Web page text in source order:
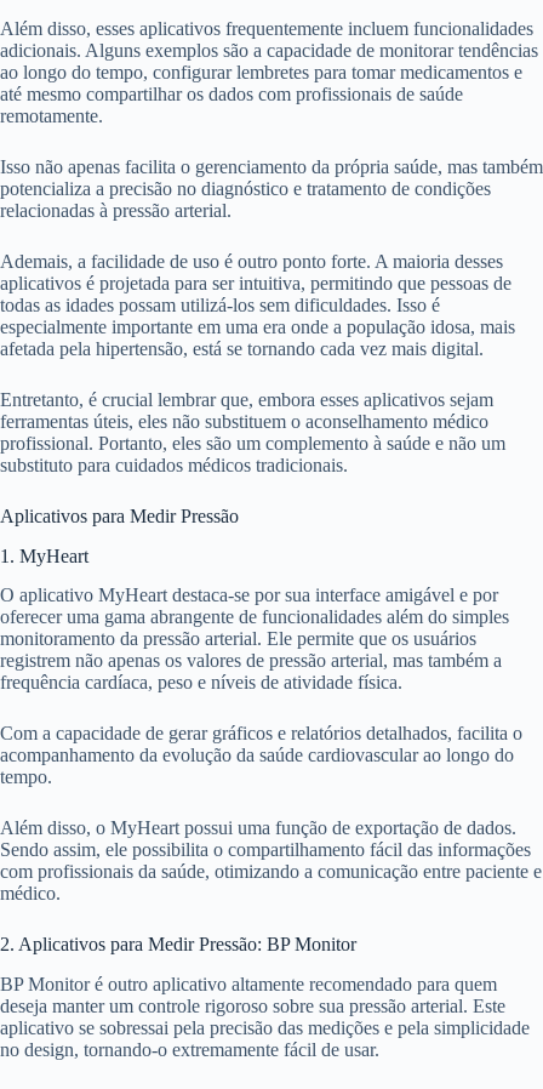
Além disso, esses aplicativos frequentemente incluem funcionalidades
adicionais. Alguns exemplos são a capacidade de monitorar tendências
ao longo do tempo, configurar lembretes para tomar medicamentos e
até mesmo compartilhar os dados com profissionais de saúde
remotamente.
Isso não apenas facilita o gerenciamento da própria saúde, mas também
potencializa a precisão no diagnóstico e tratamento de condições
relacionadas à pressão arterial.
Ademais, a facilidade de uso é outro ponto forte. A maioria desses
aplicativos é projetada para ser intuitiva, permitindo que pessoas de
todas as idades possam utilizá-los sem dificuldades. Isso é
especialmente importante em uma era onde a população idosa, mais
afetada pela hipertensão, está se tornando cada vez mais digital.
Entretanto, é crucial lembrar que, embora esses aplicativos sejam
ferramentas úteis, eles não substituem o aconselhamento médico
profissional. Portanto, eles são um complemento à saúde e não um
substituto para cuidados médicos tradicionais.
Aplicativos para Medir Pressão
1. MyHeart
O aplicativo MyHeart destaca-se por sua interface amigável e por
oferecer uma gama abrangente de funcionalidades além do simples
monitoramento da pressão arterial. Ele permite que os usuários
registrem não apenas os valores de pressão arterial, mas também a
frequência cardíaca, peso e níveis de atividade física.
Com a capacidade de gerar gráficos e relatórios detalhados, facilita o
acompanhamento da evolução da saúde cardiovascular ao longo do
tempo.
Além disso, o MyHeart possui uma função de exportação de dados.
Sendo assim, ele possibilita o compartilhamento fácil das informações
com profissionais da saúde, otimizando a comunicação entre paciente e
médico.
2. Aplicativos para Medir Pressão: BP Monitor
BP Monitor é outro aplicativo altamente recomendado para quem
deseja manter um controle rigoroso sobre sua pressão arterial. Este
aplicativo se sobressai pela precisão das medições e pela simplicidade
no design, tornando-o extremamente fácil de usar.